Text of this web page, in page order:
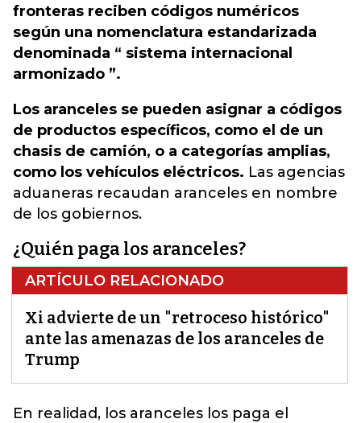
fronteras reciben códigos numéricos
según una nomenclatura estandarizada
denominada “ sistema internacional
armonizado ”.
Los aranceles se pueden asignar a códigos
de productos específicos, como el de un
chasis de camión, o a categorías amplias,
como los vehículos eléctricos. Las agencias
aduaneras recaudan aranceles en nombre
de los gobiernos.
¿Quién paga los aranceles?
ARTÍCULO RELACIONADO
Xi advierte de un "retroceso histórico"
ante las amenazas de los aranceles de
Trump
En realidad, los aranceles los paga el